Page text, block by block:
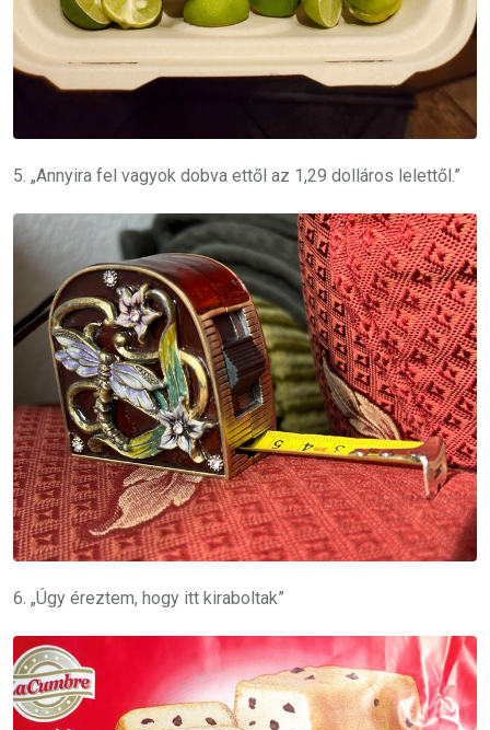
5. „Annyira fel vagyok dobva ettől az 1,29 dolláros lelettől.”
6. „Úgy éreztem, hogy itt kiraboltak”